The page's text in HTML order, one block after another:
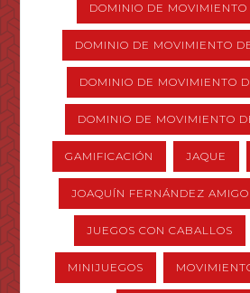
DOMINIO DE
DOMINIO DE MOVIMIENTO
DOMINIO DE MOVIMIENTO
DOMINIO DE MOVIMIENTO
GAMIFICACIÓN JAQUE
JOAQUÍN FERNÁNDEZ AMIGO
JUEGOS CON CABALLOS
MINIJUEGOS